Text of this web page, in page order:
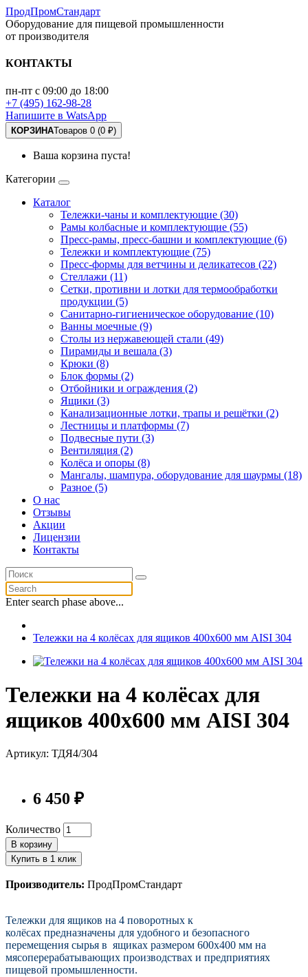
ПродПромСтандарт
Оборудование для пищевой промышленности
от производителя
КОНТАКТЫ
пн-пт с 09:00 до 18:00
+7 (495) 162-98-28
Напишите в WatsApp
КОРЗИНАТоваров 0 (0 ₽)
Ваша корзина пуста!
Категории
Каталог
Тележки-чаны и комплектующие (30)
Рамы колбасные и комплектующие (55)
Пресс-рамы, пресс-башни и комплектующие (6)
Тележки и комплектующие (75)
Пресс-формы для ветчины и деликатесов (22)
Стеллажи (11)
Сетки, противни и лотки для термообработки
продукции (5)
Санитарно-гигиеническое оборудование (10)
Ванны моечные (9)
Столы из нержавеющей стали (49)
Пирамиды и вешала (3)
Крюки (8)
Блок формы (2)
Отбойники и ограждения (2)
Ящики (3)
Канализационные лотки, трапы и решётки (2)
Лестницы и платформы (7)
Подвесные пути (3)
Вентиляция (2)
Колёса и опоры (8)
Мангалы, шампура, оборудование для шаурмы (18)
Разное (5)
О нас
Отзывы
Акции
Лицензии
Контакты
Enter search phase above...
Тележки на 4 колёсах для ящиков 400х600 мм AISI 304
Тележки на 4 колёсах для
ящиков 400х600 мм AISI 304
Артикул: ТДЯ4/304
6 450 ₽
Количество
В корзину
Купить в 1 клик
Производитель: ПродПромСтандарт
Тележки для ящиков на 4 поворотных к
колёсах предназначены для удобного и безопасного
перемещения сырья в ящиках размером 600х400 мм на
мясоперерабатывающих производствах и предприятиях
пищевой промышленности.